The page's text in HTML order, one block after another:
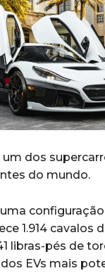
um dos
do mundo.
1.914 cavalos
libras-pés de
EVs mais